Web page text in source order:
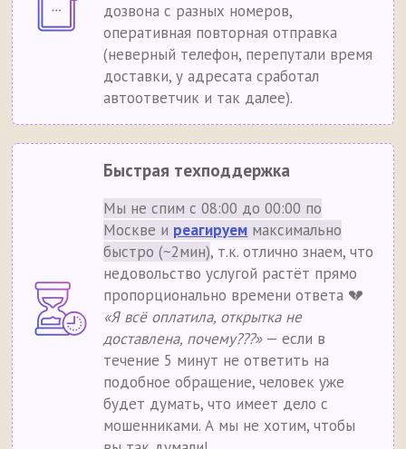
дозвона с разных номеров,
оперативная повторная отправка
(неверный телефон, перепутали время
доставки, у адресата сработал
автоответчик и так далее).
Быстрая техподдержка
Мы не спим с 08:00 до 00:00 по
Москве и реагируем максимально
быстро (~2мин), т.к. отлично знаем, что
недовольство услугой растёт прямо
пропорционально времени ответа 💔
«Я всё оплатила, открытка не
доставлена, почему???»— если в
течение 5 минут не ответить на
подобное обращение, человек уже
будет думать, что имеет дело с
мошенниками. А мы не хотим, чтобы